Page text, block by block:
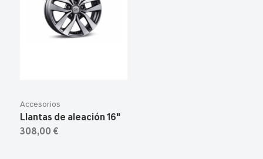
Accesorios
Llantas de aleación 16"
308,00 €